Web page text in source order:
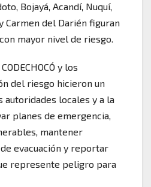
Bojayá, Acandí, Nuquí,
Carmen del Darién figuran
mayor nivel de riesgo.
y los
del riesgo hicieron un
autoridades locales y a la
planes de emergencia,
mantener
evacuación y reportar
represente peligro para